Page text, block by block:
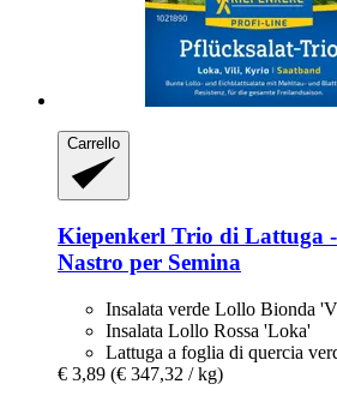
Carrello
Kiepenkerl Trio di Lattuga
Nastro per Semina
Insalata verde Lollo Bionda
Insalata Lollo Rossa 'Loka'
Lattuga a foglia di quercia
€ 3,89 (€ 347,32 / kg)